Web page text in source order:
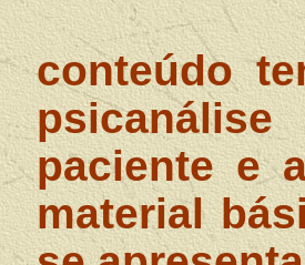
conteúdo
paciente e
material